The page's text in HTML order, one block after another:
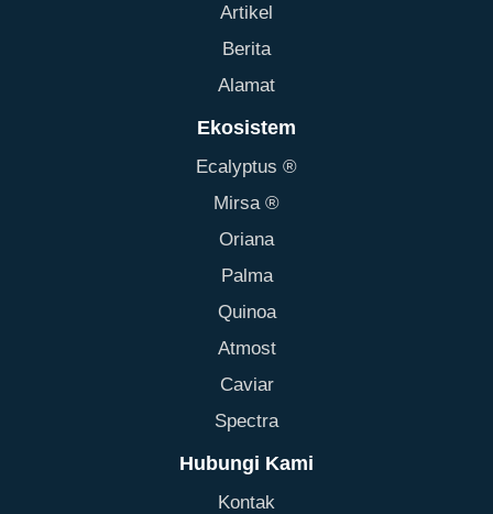
Artikel
Berita
Alamat
Ekosistem
Ecalyptus ®
Mirsa ®
Oriana
Palma
Quinoa
Atmost
Caviar
Spectra
Hubungi Kami
Kontak